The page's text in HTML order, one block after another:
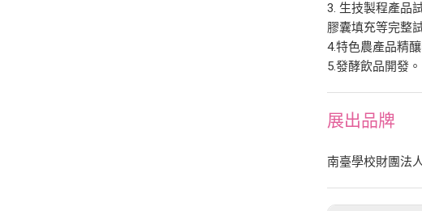
3. 生技製程產品
膠囊填充等完整
4.特色農產品精
5.發酵飲品開發。
展出品牌
南臺學校財團法